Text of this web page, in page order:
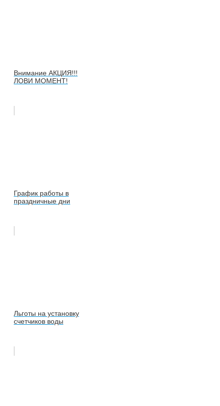
Внимание АКЦИЯ!!!
ЛОВИ МОМЕНТ!
График работы в
праздничные дни
Льготы на установку
счетчиков воды